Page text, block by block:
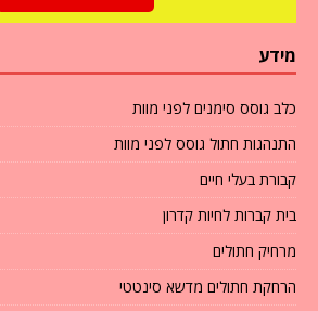
מידע
כלב גוסס סימנים לפני מוות
התנהגות חתול גוסס לפני מוות
קבורת בעלי חיים
בית קברות לחיות קדרון
מרחיק חתולים
הרחקת חתולים מדשא סינטטי